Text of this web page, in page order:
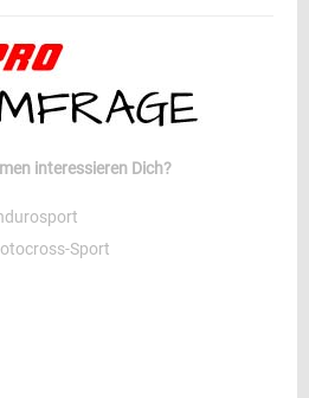
interessieren Dich?
Sport